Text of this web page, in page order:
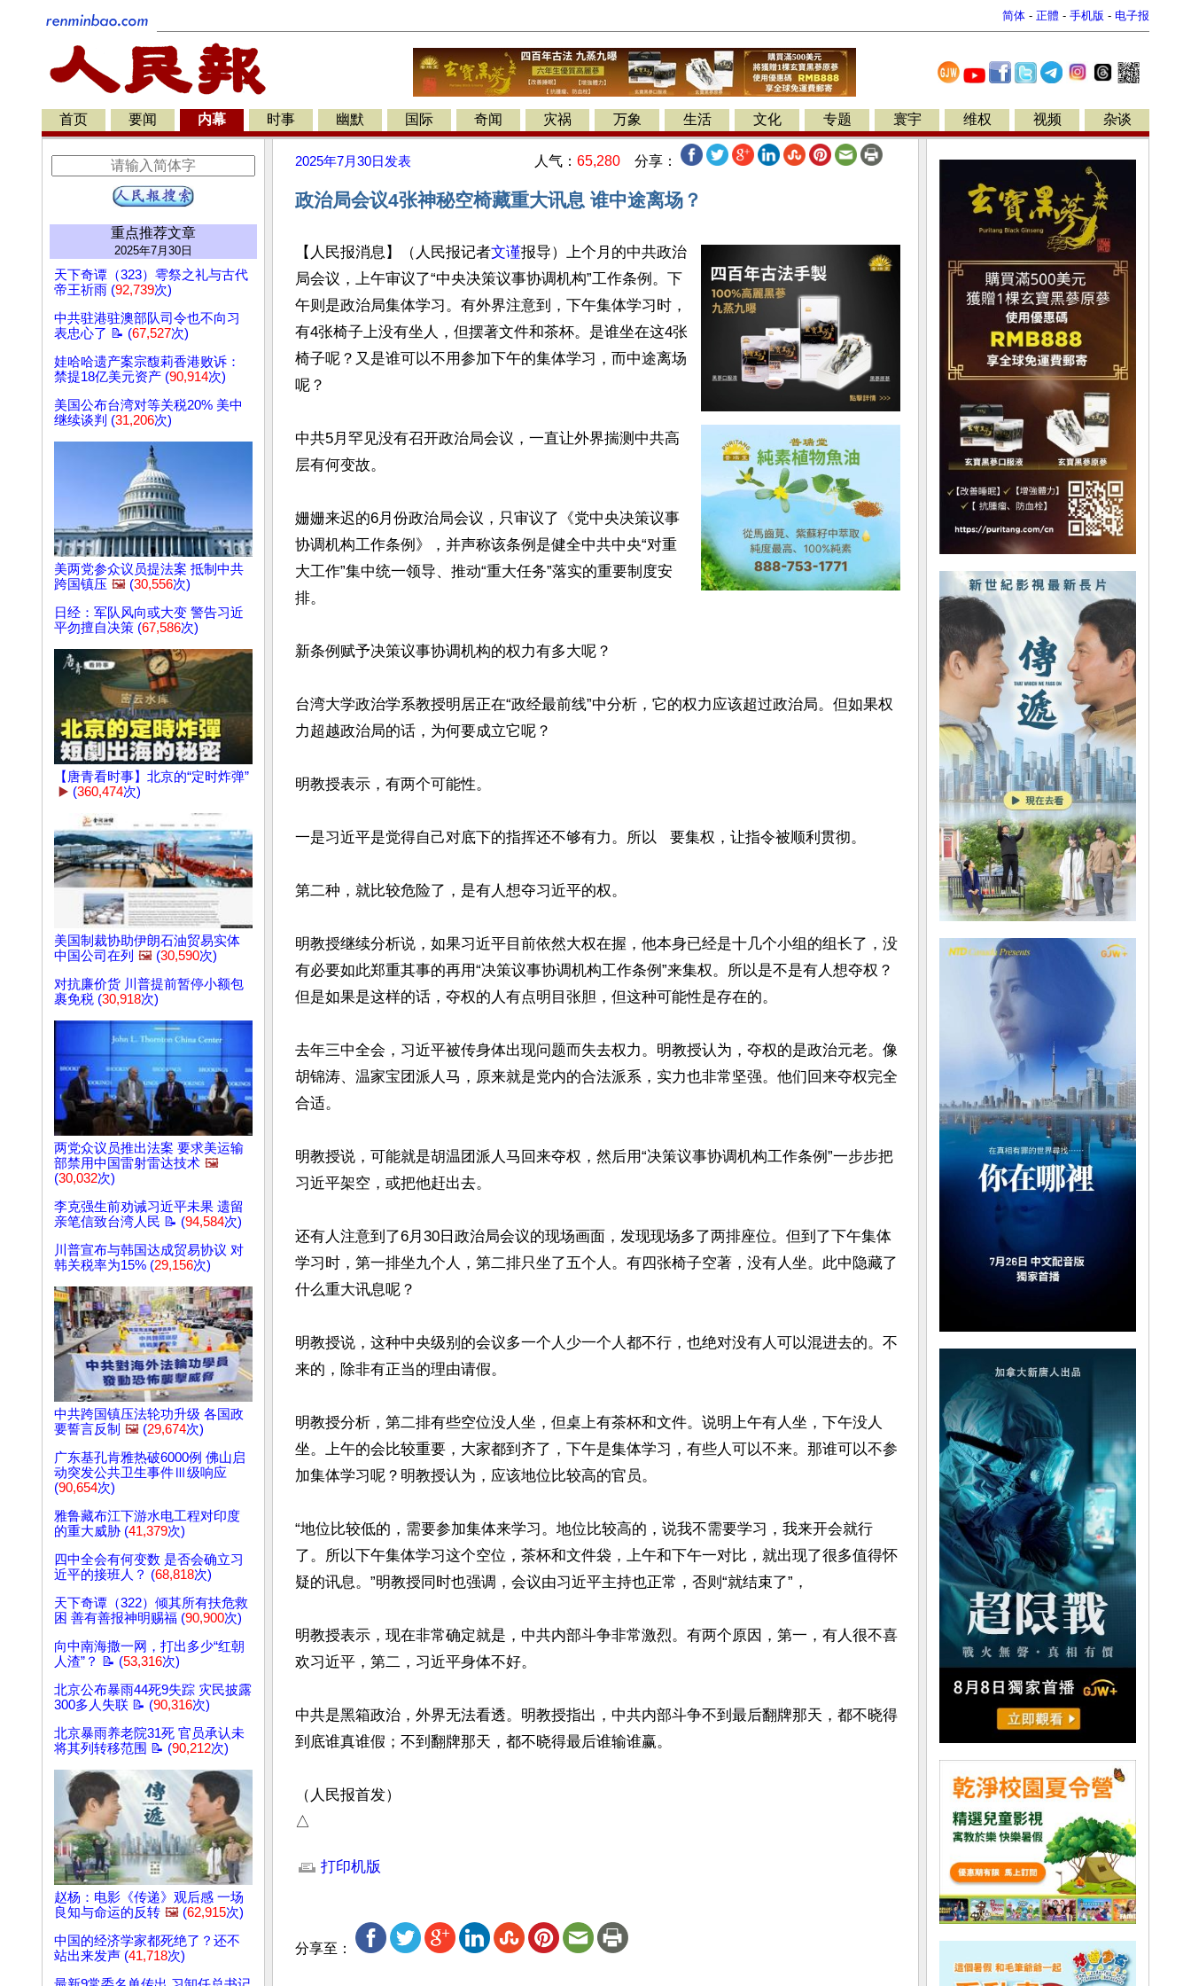
简体 - 正體 - 手机版 - 电子报
首页 要闻 内幕 时事 幽默 国际 奇闻 灾祸 万象 生活 文化 专题 寰宇 维权 视频 杂谈
重点推荐文章
2025年7月30日
天下奇谭（323）雩祭之礼与古代
帝王祈雨 (92,739次)
中共驻港驻澳部队司令也不向习
表忠心了 📝 (67,527次)
娃哈哈遗产案宗馥莉香港败诉：
禁提18亿美元资产 (90,914次)
美国公布台湾对等关税20% 美中
继续谈判 (31,206次)
美两党参众议员提法案 抵制中共
跨国镇压 🖼️ (30,556次)
日经：军队风向或大变 警告习近
平勿擅自决策 (67,586次)
【唐青看时事】北京的“定时炸弹”
▶️ (360,474次)
美国制裁协助伊朗石油贸易实体
中国公司在列 🖼️ (30,590次)
对抗廉价货 川普提前暂停小额包
裹免税 (30,918次)
两党众议员推出法案 要求美运输
部禁用中国雷射雷达技术 🖼️
(30,032次)
李克强生前劝诫习近平未果 遗留
亲笔信致台湾人民 📝 (94,584次)
川普宣布与韩国达成贸易协议 对
韩关税率为15% (29,156次)
中共跨国镇压法轮功升级 各国政
要誓言反制 🖼️ (29,674次)
广东基孔肯雅热破6000例 佛山启
动突发公共卫生事件Ⅲ级响应
(90,654次)
雅鲁藏布江下游水电工程对印度
的重大威胁 (41,379次)
四中全会有何变数 是否会确立习
近平的接班人？ (68,818次)
天下奇谭（322）倾其所有扶危救
困 善有善报神明赐福 (90,900次)
向中南海撒一网，打出多少“红朝
人渣”？ 📝 (53,316次)
北京公布暴雨44死9失踪 灾民披露
300多人失联 📝 (90,316次)
北京暴雨养老院31死 官员承认未
将其列转移范围 📝 (90,212次)
赵杨：电影《传递》观后感 一场
良知与命运的反转 🖼️ (62,915次)
中国的经济学家都死绝了？还不
站出来发声 (41,718次)
2025年7月30日 发表 人气： 65,280 分享：
政治局会议4张神秘空椅藏重大讯息 谁中途离场？
【人民报消息】（人民报记者文谨报导）上个月的中共政治
局会议，上午审议了“中央决策议事协调机构”工作条例。下
午则是政治局集体学习。有外界注意到，下午集体学习时，
有4张椅子上没有坐人，但摆著文件和茶杯。是谁坐在这4张
椅子呢？又是谁可以不用参加下午的集体学习，而中途离场
呢？
中共5月罕见没有召开政治局会议，一直让外界揣测中共高
层有何变故。
姗姗来迟的6月份政治局会议，只审议了《党中央决策议事
协调机构工作条例》，并声称该条例是健全中共中央“对重
大工作”集中统一领导、推动“重大任务”落实的重要制度安
排。
新条例赋予决策议事协调机构的权力有多大呢？
台湾大学政治学系教授明居正在“政经最前线”中分析，它的权力应该超过政治局。但如果权
力超越政治局的话，为何要成立它呢？
明教授表示，有两个可能性。
一是习近平是觉得自己对底下的指挥还不够有力。所以   要集权，让指令被顺利贯彻。
第二种，就比较危险了，是有人想夺习近平的权。
明教授继续分析说，如果习近平目前依然大权在握，他本身已经是十几个小组的组长了，没
有必要如此郑重其事的再用“决策议事协调机构工作条例”来集权。所以是不是有人想夺权？
但是如果是这样的话，夺权的人有点明目张胆，但这种可能性是存在的。
去年三中全会，习近平被传身体出现问题而失去权力。明教授认为，夺权的是政治元老。像
胡锦涛、温家宝团派人马，原来就是党内的合法派系，实力也非常坚强。他们回来夺权完全
合适。
明教授说，可能就是胡温团派人马回来夺权，然后用“决策议事协调机构工作条例”一步步把
习近平架空，或把他赶出去。
还有人注意到了6月30日政治局会议的现场画面，发现现场多了两排座位。但到了下午集体
学习时，第一排坐九个人，第二排只坐了五个人。有四张椅子空著，没有人坐。此中隐藏了
什么重大讯息呢？
明教授说，这种中央级别的会议多一个人少一个人都不行，也绝对没有人可以混进去的。不
来的，除非有正当的理由请假。
明教授分析，第二排有些空位没人坐，但桌上有茶杯和文件。说明上午有人坐，下午没人
坐。上午的会比较重要，大家都到齐了，下午是集体学习，有些人可以不来。那谁可以不参
加集体学习呢？明教授认为，应该地位比较高的官员。
“地位比较低的，需要参加集体来学习。地位比较高的，说我不需要学习，我来开会就行
了。所以下午集体学习这个空位，茶杯和文件袋，上午和下午一对比，就出现了很多值得怀
疑的讯息。”明教授同时也强调，会议由习近平主持也正常，否则“就结束了”，
明教授表示，现在非常确定就是，中共内部斗争非常激烈。有两个原因，第一，有人很不喜
欢习近平，第二，习近平身体不好。
中共是黑箱政治，外界无法看透。明教授指出，中共内部斗争不到最后翻牌那天，都不晓得
到底谁真谁假；不到翻牌那天，都不晓得最后谁输谁赢。
（人民报首发）
△
打印机版
分享至：